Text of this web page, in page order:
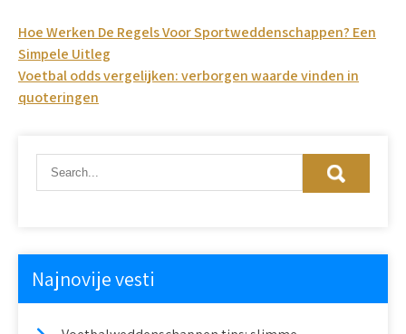
Post
navigation
Hoe Werken De Regels Voor Sportweddenschappen? Een
Simpele Uitleg
Voetbal odds vergelijken: verborgen waarde vinden in
quoteringen
Najnovije vesti